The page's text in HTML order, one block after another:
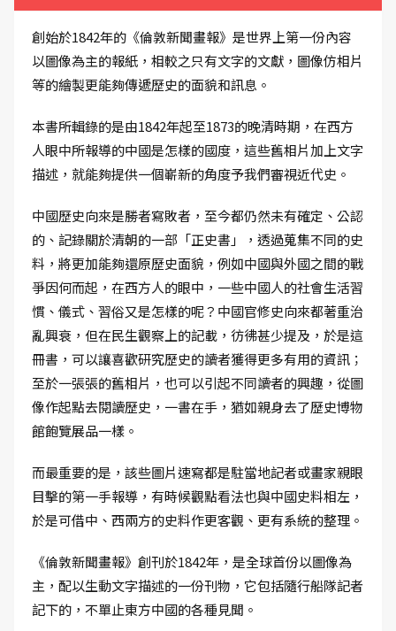
創始於1842年的《倫敦新聞畫報》是世界上第一份內容
以圖像為主的報紙，相較之只有文字的文獻，圖像仿相片
等的繪製更能夠傳遞歷史的面貌和訊息。
本書所輯錄的是由1842年起至1873的晚清時期，在西方
人眼中所報導的中國是怎樣的國度，這些舊相片加上文字
描述，就能夠提供一個嶄新的角度予我們審視近代史。
中國歷史向來是勝者寫敗者，至今都仍然未有確定、公認
的、記錄關於清朝的一部「正史書」，透過蒐集不同的史
料，將更加能夠還原歷史面貌，例如中國與外國之間的戰
爭因何而起，在西方人的眼中，一些中國人的社會生活習
慣、儀式、習俗又是怎樣的呢？中國官修史向來都著重治
亂興衰，但在民生觀察上的記載，彷彿甚少提及，於是這
冊書，可以讓喜歡研究歷史的讀者獲得更多有用的資訊；
至於一張張的舊相片，也可以引起不同讀者的興趣，從圖
像作起點去閱讀歷史，一書在手，猶如親身去了歷史博物
館飽覽展品一樣。
而最重要的是，該些圖片速寫都是駐當地記者或畫家親眼
目擊的第一手報導，有時候觀點看法也與中國史料相左，
於是可借中、西兩方的史料作更客觀、更有系統的整理。
《倫敦新聞畫報》創刊於1842年，是全球首份以圖像為
主，配以生動文字描述的一份刊物，它包括隨行船隊記者
記下的，不單止東方中國的各種見聞。